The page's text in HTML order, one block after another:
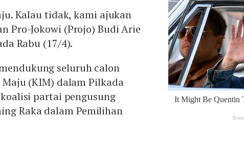
Kalau tidak, kami ajukan
Pro-Jokowi (Projo) Budi Arie
Rabu (17/4).
seluruh calon
(KIM) dalam Pilkada
partai pengusung
Raka dalam Pemilihan